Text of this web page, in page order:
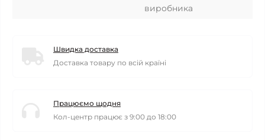
виробника
Швидка доставка
Доставка товару по всій країні
Працюємо щодня
Кол-центр працює з 9:00 до 18:00